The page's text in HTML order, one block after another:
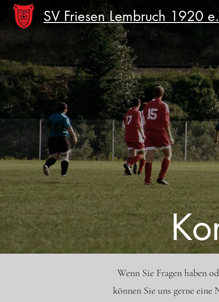
SV Friesen Lembruch 1920
Wenn Sie Fragen haben
können Sie uns gerne